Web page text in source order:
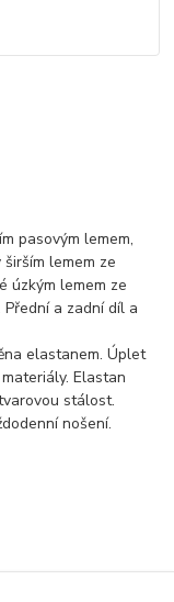
pasovým lemem,
lemem ze
úzkým lemem ze
a zadní díl a
elastanem. Úplet
Elastan
stálost.
nošení.